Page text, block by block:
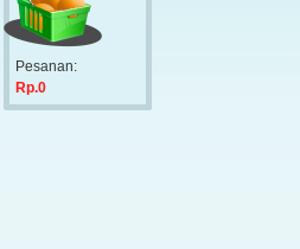
Pesanan:
Rp.0